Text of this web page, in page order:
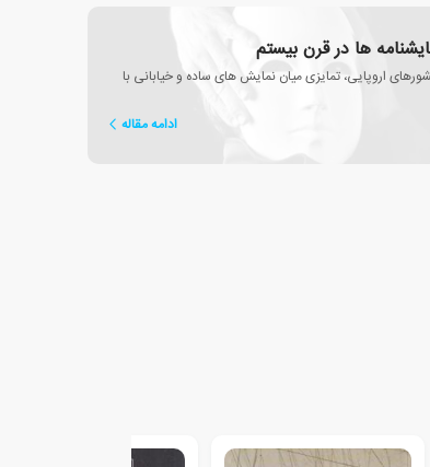
ها در قرن بیستم
اروپایی، تمایزی میان نمایش های ساده و خیابانی با
ادامه مقاله